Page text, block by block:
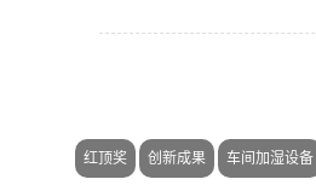
红顶奖 创新成果 车间加湿设备